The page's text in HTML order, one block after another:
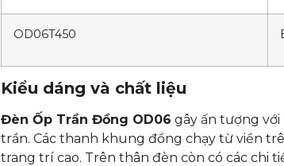
OD06T450
Kiểu dáng và chất liệu
Đèn Ốp Trần Đồng OD06 gây ấn tượng
trần. Các thanh khung đồng chạy từ viền
trang trí cao. Trên thân đèn còn có các chi